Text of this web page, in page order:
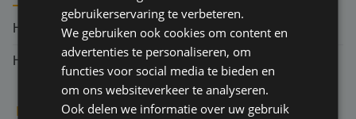
Herverzekering
Hoger beroep
gebruikerservaring te verbeteren.
We gebruiken ook cookies om content en
advertenties te personaliseren, om
functies voor social media te bieden en
om ons websiteverkeer te analyseren.
Ook delen we informatie over uw gebruik